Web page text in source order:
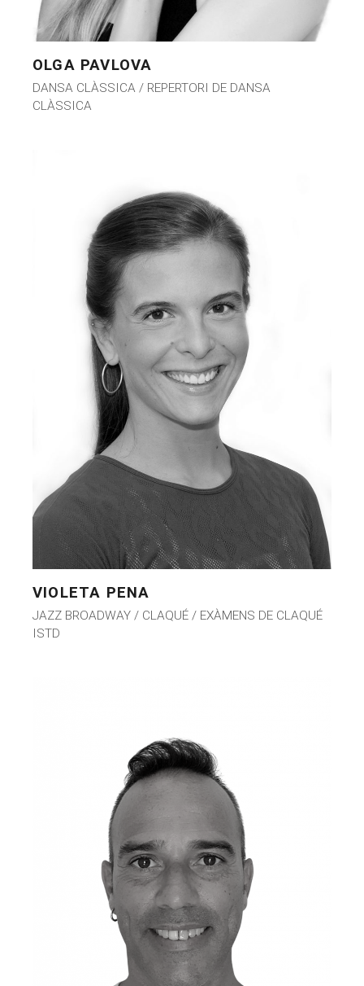
OLGA PAVLOVA
DANSA CLÀSSICA / REPERTORI DE DANSA
CLÀSSICA
VIOLETA PENA
JAZZ BROADWAY / CLAQUÉ / EXÀMENS DE CLAQUÉ
ISTD